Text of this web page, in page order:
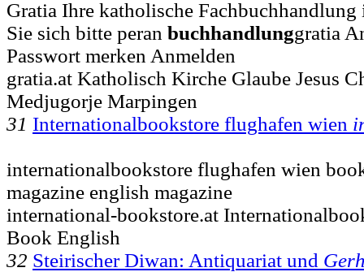
Gratia Ihre katholische Fachbuchhandlung
Sie sich bitte peran buchhandlunggratia
Passwort merken Anmelden
gratia.at Katholisch Kirche Glaube Jesus
Medjugorje Marpingen
31 Internationalbookstore flughafen wien
internationalbookstore flughafen wien
magazine english magazine
international-bookstore.at
Book English
32 Steirischer Diwan: Antiquariat und